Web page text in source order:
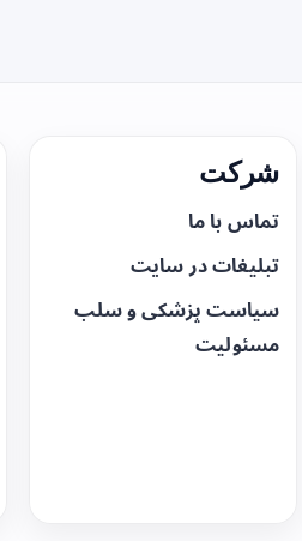
شرکت
تماس با ما
تبلیغات در سایت
سیاست پزشکی و سلب
مسئولیت